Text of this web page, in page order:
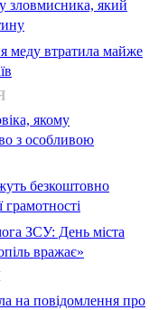
зловмисника, який
меду втратила майже
якому
з особливою
безкоштовно
грамотності
ЗСУ: День міста
вражає»
на повідомлення про